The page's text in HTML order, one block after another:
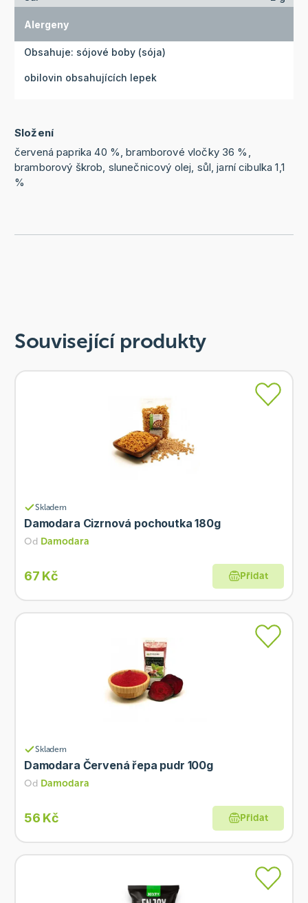
Alergeny
Obsahuje: sójové boby (sója)
obilovin obsahujících lepek
Složení
červená paprika 40 %, bramborové vločky 36 %,
bramborový škrob, slunečnicový olej, sůl, jarní cibulka 1,1
%
Související produkty
Skladem
Damodara Cizrnová pochoutka 180g
Od Damodara
67 Kč Přidat
Skladem
Damodara Červená řepa pudr 100g
Od Damodara
56 Kč Přidat